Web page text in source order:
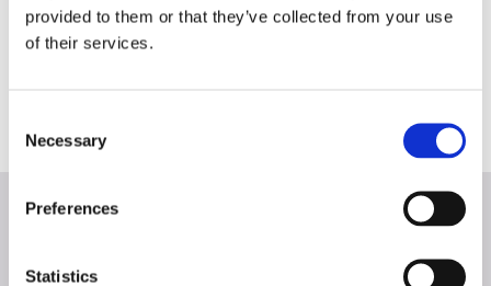
provided to them or that they’ve collected from your use
of their services.
Necessary
Preferences
Statistics